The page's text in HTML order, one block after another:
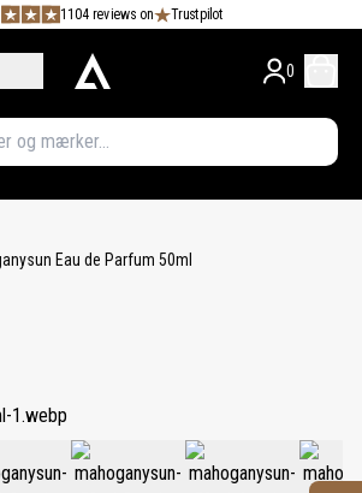
1104 reviews on Trustpilot
0
Eau de Parfum 50ml